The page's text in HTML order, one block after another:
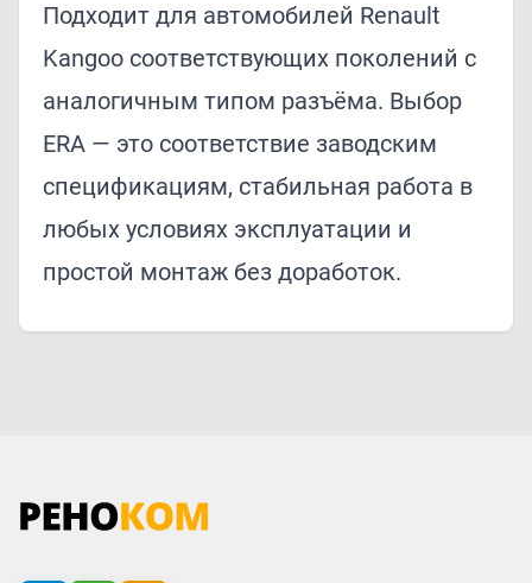
Подходит для автомобилей Renault
Kangoo соответствующих поколений с
аналогичным типом разъёма. Выбор
ERA — это соответствие заводским
спецификациям, стабильная работа в
любых условиях эксплуатации и
простой монтаж без доработок.